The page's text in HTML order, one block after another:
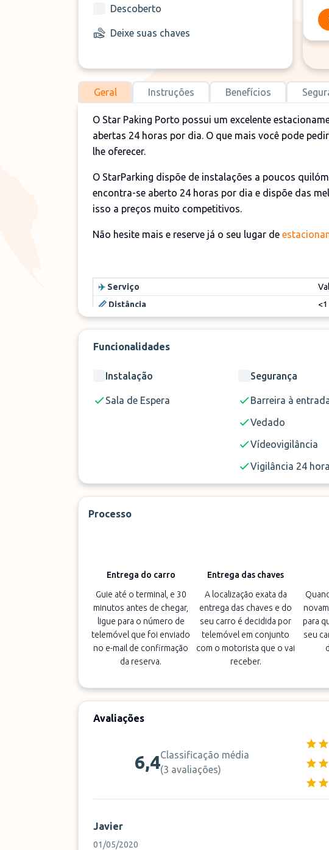
Descoberto
Deixe suas chaves
Geral Instruções Benefícios
O Star Paking Porto possui um excelente
abertas 24 horas por dia. O que mais você pode
lhe oferecer.
O StarParking dispõe de instalações a poucos
encontra-se aberto 24 horas por dia e dispõe das
isso a preços muito competitivos.
Não hesite mais e reserve já o seu lugar de
✈️ Serviço
📏 Distância
Funcionalidades
Instalação
Sala de Espera
Segurança
Barreira à
Vedado
Vídeovigilância
Vigilância 24
Processo
Entrega do carro
Guie até o terminal, e 30
minutos antes de chegar,
ligue para o número de
telemóvel que foi enviado
no e-mail de confirmação
da reserva.
Entrega das chaves
A localização exata da
entrega das chaves e do
seu carro é decidida por
telemóvel em conjunto
com o motorista que o vai
receber.
para
seu
Avaliações
6,4Classificação média
(3 avaliações)
Javier
01/05/2020